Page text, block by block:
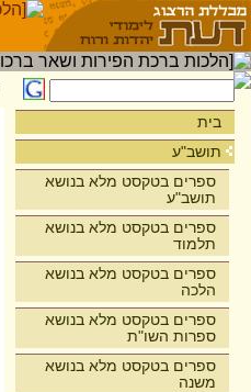
בית
תושב"ע
ספרים בטקסט מלא בנושא
תושב"ע
ספרים בטקסט מלא בנושא
תלמוד
ספרים בטקסט מלא בנושא
הלכה
ספרים בטקסט מלא בנושא
ספרות השו"ת
ספרים בטקסט מלא בנושא
משנה